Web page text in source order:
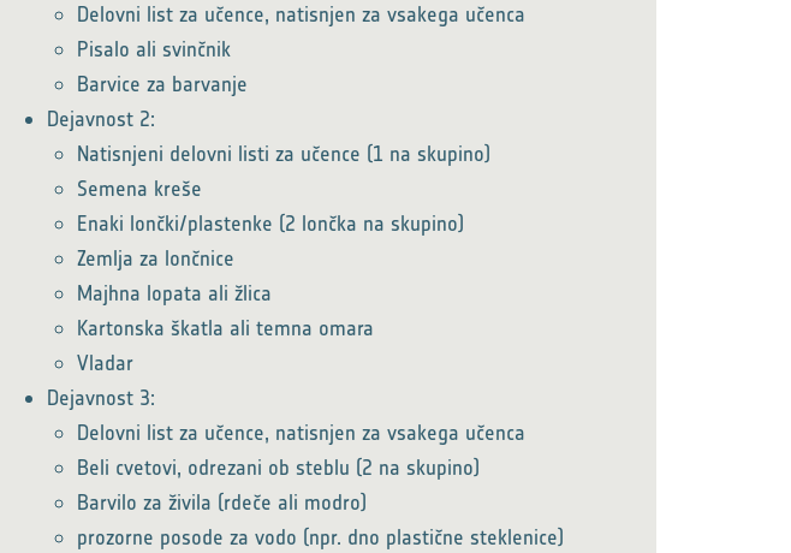
Delovni list za učence, natisnjen za vsakega učenca
Pisalo ali svinčnik
Barvice za barvanje
Dejavnost 2:
Natisnjeni delovni listi za učence (1 na skupino)
Semena kreše
Enaki lončki/plastenke (2 lončka na skupino)
Zemlja za lončnice
Majhna lopata ali žlica
Kartonska škatla ali temna omara
Vladar
Dejavnost 3:
Delovni list za učence, natisnjen za vsakega učenca
Beli cvetovi, odrezani ob steblu (2 na skupino)
Barvilo za živila (rdeče ali modro)
prozorne posode za vodo (npr. dno plastične steklenice)